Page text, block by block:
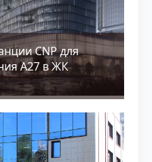
CNP для
А27 в ЖК